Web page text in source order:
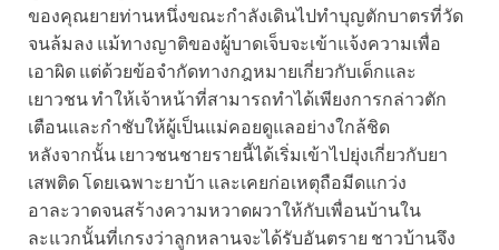
ของคุณยายท่านหนึ่งขณะกำลังเดินไปทำบุญตักบาตรที่วัด
จนล้มลง แม้ทางญาติของผู้บาดเจ็บจะเข้าแจ้งความเพื่อ
เอาผิด แต่ด้วยข้อจำกัดทางกฎหมายเกี่ยวกับเด็กและ
เยาวชน ทำให้เจ้าหน้าที่สามารถทำได้เพียงการกล่าวตัก
เตือนและกำชับให้ผู้เป็นแม่คอยดูแลอย่างใกล้ชิด
หลังจากนั้น เยาวชนชายรายนี้ได้เริ่มเข้าไปยุ่งเกี่ยวกับยา
เสพติด โดยเฉพาะยาบ้า และเคยก่อเหตุถือมีดแกว่ง
อาละวาดจนสร้างความหวาดผวาให้กับเพื่อนบ้านใน
ละแวกนั้นที่เกรงว่าลูกหลานจะได้รับอันตราย ชาวบ้านจึง